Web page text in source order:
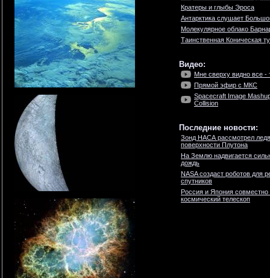
Кратеры и глыбы Эроса
Антарктика слушает
Молекулярное облако
Таинственная Коническая
Видео:
Мне сверху видно все -
Прямой эфир с МКС
Spacecraft Image
Collision
Последние новости:
Зонд НАСА рассмотрел
поверхности Плутона
На Землю надвигается
дождь
NASA создаст роботов для
спутников
Россия и Япония совместно
космический телескоп